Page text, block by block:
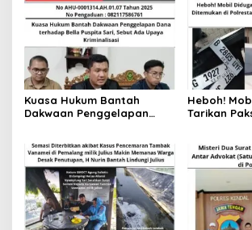
Dipertanyakan – Warga
Bandungan Minta Keadilan
Tunggu
Merasa
Kuasa Hukum Bantah
Dakwaan Penggelapan
Upaya Kriminalisasi
Heboh!
Tarikan
Resmi